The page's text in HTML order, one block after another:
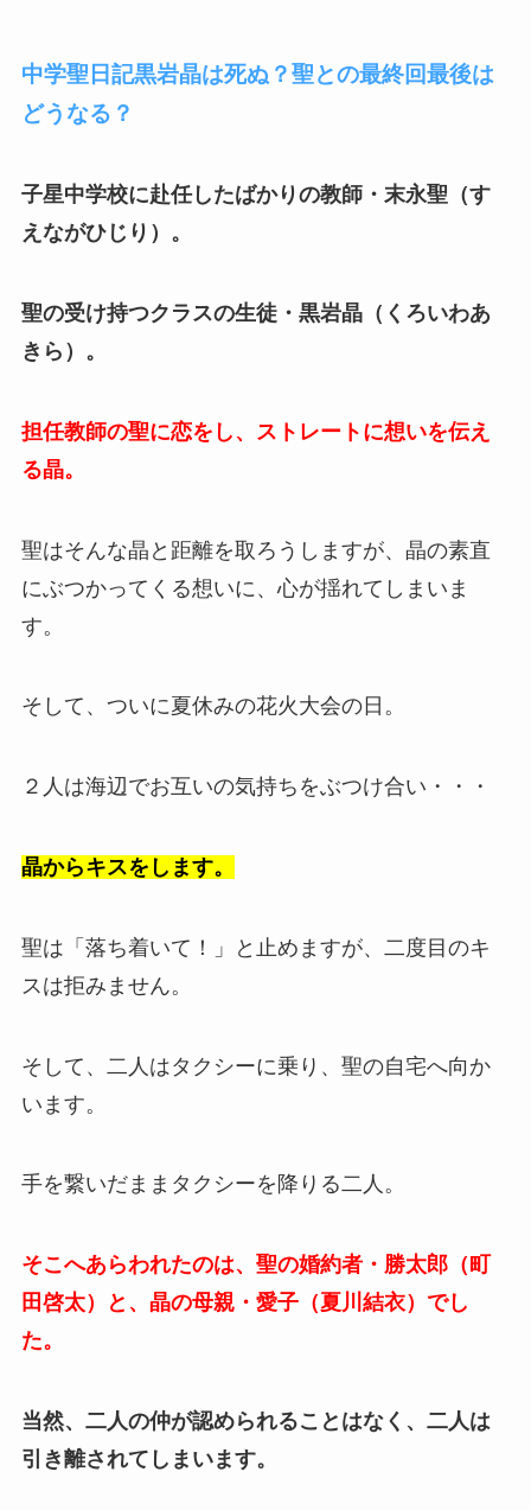
中学聖日記黒岩晶は死ぬ？聖との最終回最後は
どうなる？
子星中学校に赴任したばかりの教師・末永聖（す
えながひじり）。
聖の受け持つクラスの生徒・黒岩晶（くろいわあ
きら）。
担任教師の聖に恋をし、ストレートに想いを伝え
る晶。
聖はそんな晶と距離を取ろうしますが、晶の素直
にぶつかってくる想いに、心が揺れてしまいま
す。
そして、ついに夏休みの花火大会の日。
２人は海辺でお互いの気持ちをぶつけ合い・・・
晶からキスをします。
聖は「落ち着いて！」と止めますが、二度目のキ
スは拒みません。
そして、二人はタクシーに乗り、聖の自宅へ向か
います。
手を繋いだままタクシーを降りる二人。
そこへあらわれたのは、聖の婚約者・勝太郎（町
田啓太）と、晶の母親・愛子（夏川結衣）でし
た。
当然、二人の仲が認められることはなく、二人は
引き離されてしまいます。